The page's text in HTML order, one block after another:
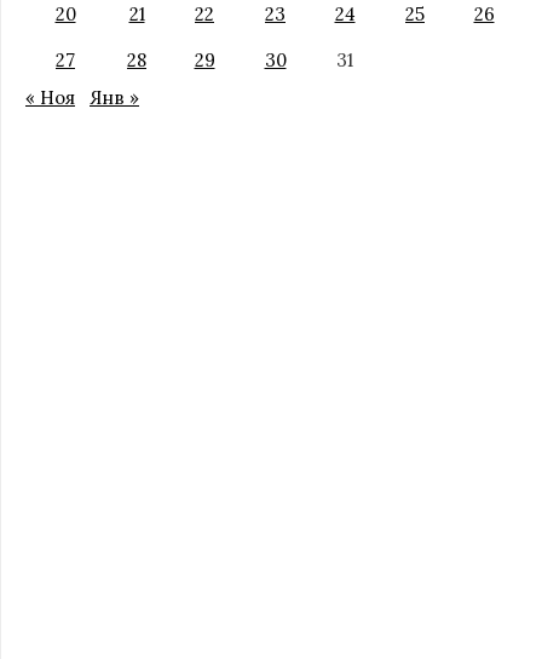
20
21 22 23 24 25
26
27
28 29 30
31
« Ноя
Янв »